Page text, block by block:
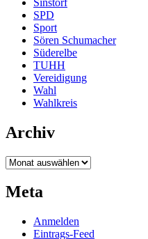
SPD
Sport
Sören Schumacher
Süderelbe
TUHH
Vereidigung
Wahl
Wahlkreis
Archiv
Archiv
Meta
Anmelden
Eintrags-Feed